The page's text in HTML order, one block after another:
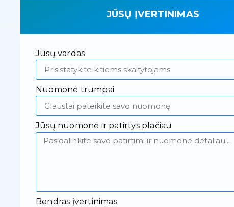
JŪSŲ ĮVERTINIMAS
Jūsų vardas
Nuomonė trumpai
Jūsų nuomonė ir patirtys plačiau
Bendras įvertinimas